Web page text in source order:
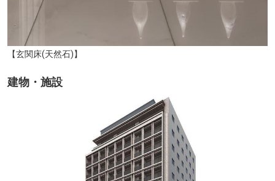
【玄関床(天然石)】
建物・施設